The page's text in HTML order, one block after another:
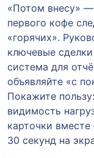
«Потом внесу»
первого кофе
«горячих».
ключевые
система для
объявляйте «с
Покажите
видимость
карточки
30 секунд на